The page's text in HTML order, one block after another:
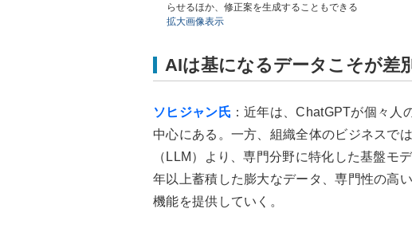
らせるほか、修正案を生成することもできる
拡大画像表示
AIは基になるデータこそが差
ソヒジャン氏 ：近年は、ChatGPTが個々人
中心にある。一方、組織全体のビジネスで
（LLM）より、専門分野に特化した基盤モ
年以上蓄積した膨大なデータ、専門性の高
機能を提供していく。